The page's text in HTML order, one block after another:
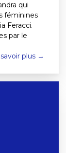
qui
féminines
Feracci.
par le
plus →